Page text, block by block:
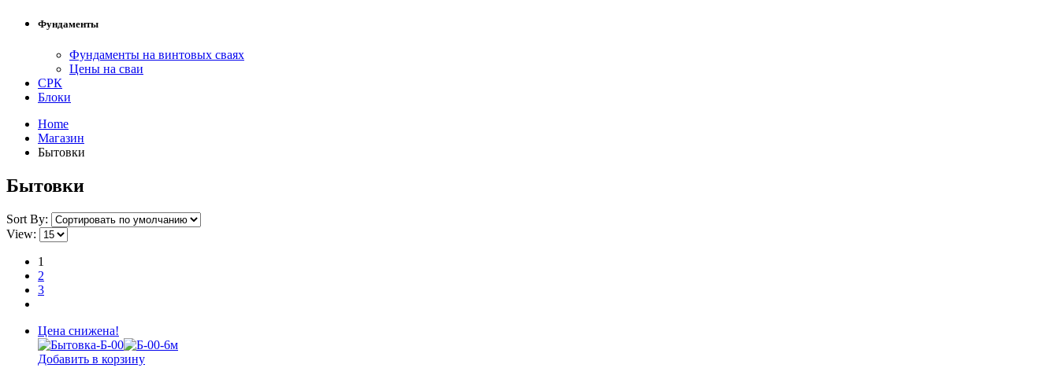
Фундаменты
Фундаменты на винтовых сваях
Цены на сваи
СРК
Блоки
Home
Магазин
Бытовки
Бытовки
Sort By:
View:
1
2
3
Цена снижена!
Добавить в корзину